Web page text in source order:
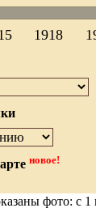
1918
новое!
фото: с 1